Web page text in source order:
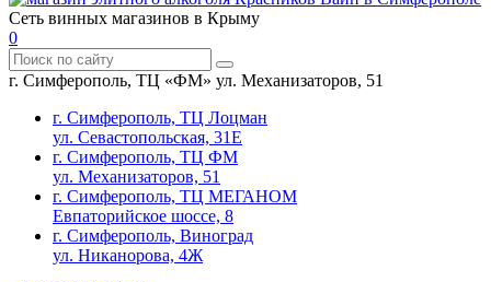
Сеть винных магазинов в Крыму
0
г. Симферополь, ТЦ «ФМ» ул. Механизаторов, 51
г. Симферополь, ТЦ Лоцман
ул. Севастопольская, 31Е
г. Симферополь, ТЦ ФМ
ул. Механизаторов, 51
г. Симферополь, ТЦ МЕГАНОМ
Евпаторийское шоссе, 8
г. Симферополь, Виноград
ул. Никанорова, 4Ж